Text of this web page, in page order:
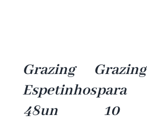
Grazing
Espetinhos
48un
Grazing
para
10